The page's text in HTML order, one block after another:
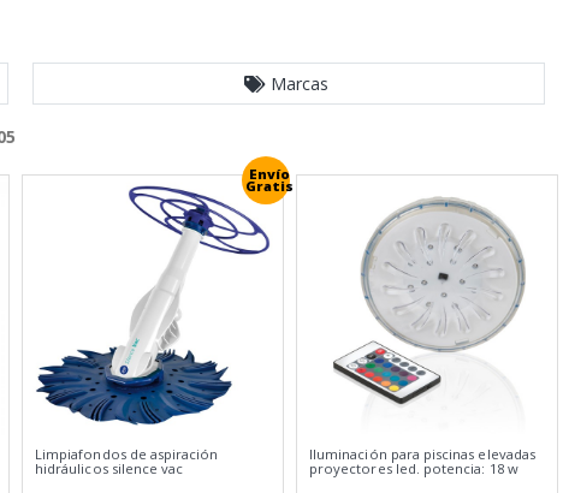
Marcas
Envío
Gratis
Limpiafondos de aspiración
hidráulicos silence vac
Iluminación para piscinas elevadas
proyectores led. potencia: 18 w